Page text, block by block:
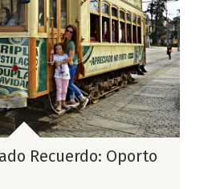
Recuerdo: Oporto